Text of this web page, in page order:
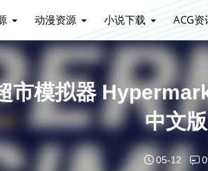
动漫资源 小说下载 ACG资
市模拟器
中文
05-12